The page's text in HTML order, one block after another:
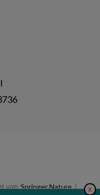
vanSpringer Nature| X